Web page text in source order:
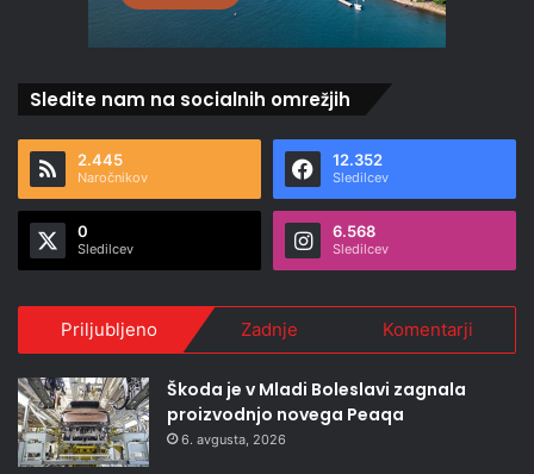
Sledite nam na socialnih omrežjih
2.445
Naročnikov
12.352
Sledilcev
0
Sledilcev
6.568
Sledilcev
Priljubljeno Zadnje Komentarji
Škoda je v Mladi Boleslavi zagnala
proizvodnjo novega Peaqa
6. avgusta, 2026